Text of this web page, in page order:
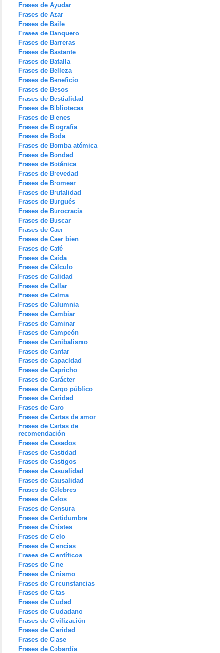
Frases de Ayudar
Frases de Azar
Frases de Baile
Frases de Banquero
Frases de Barreras
Frases de Bastante
Frases de Batalla
Frases de Belleza
Frases de Beneficio
Frases de Besos
Frases de Bestialidad
Frases de Bibliotecas
Frases de Bienes
Frases de Biografía
Frases de Boda
Frases de Bomba atómica
Frases de Bondad
Frases de Botánica
Frases de Brevedad
Frases de Bromear
Frases de Brutalidad
Frases de Burgués
Frases de Burocracia
Frases de Buscar
Frases de Caer
Frases de Caer bien
Frases de Café
Frases de Caída
Frases de Cálculo
Frases de Calidad
Frases de Callar
Frases de Calma
Frases de Calumnia
Frases de Cambiar
Frases de Caminar
Frases de Campeón
Frases de Canibalismo
Frases de Cantar
Frases de Capacidad
Frases de Capricho
Frases de Carácter
Frases de Cargo público
Frases de Caridad
Frases de Caro
Frases de Cartas de amor
Frases de Cartas de
recomendación
Frases de Casados
Frases de Castidad
Frases de Castigos
Frases de Casualidad
Frases de Causalidad
Frases de Célebres
Frases de Celos
Frases de Censura
Frases de Certidumbre
Frases de Chistes
Frases de Cielo
Frases de Ciencias
Frases de Científicos
Frases de Cine
Frases de Cinismo
Frases de Circunstancias
Frases de Citas
Frases de Ciudad
Frases de Ciudadano
Frases de Civilización
Frases de Claridad
Frases de Clase
Frases de Cobardía